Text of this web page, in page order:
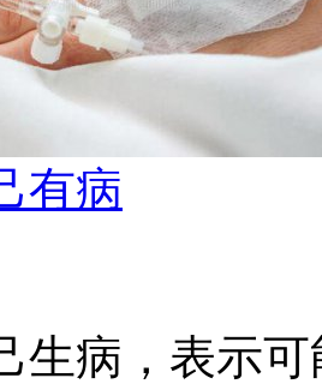
有病
生病，表示